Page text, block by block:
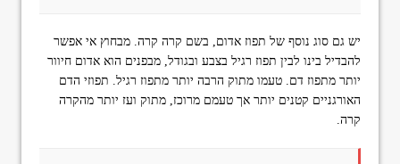
יש גם סוג נוסף של תפוז אדום, בשם קרה קרה. מבחוץ אי אפשר
להבדיל בינו לבין תפוז רגיל בצבע ובגודל, מבפנים הוא אדום חיוור
יותר מתפוז דם. טעמו מתוק הרבה יותר מתפוז רגיל. תפוזי הדם
האורגניים קטנים יותר אך טעמם מרוכז, מתוק ועז יותר מהקרה
קרה.